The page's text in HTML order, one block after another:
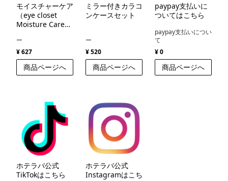
モイスチャーケア
（eye closet
Moisture Care
ー
¥ 627
商品ページへ
ミラー付きカラコ
ンケースセット
ー
¥ 520
商品ページへ
paypay支払いに
ついてはこちら
paypay支払いについ
て
¥ 0
商品ページへ
ホテラバ公式
TikTokはこちら
ホテラバ公式
Instagramはこち